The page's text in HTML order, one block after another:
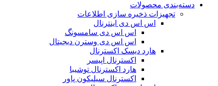
دسته‌بندی محصولات
تجهیزات ذخیره سازی اطلاعات
اس اس دی اینترنال
اس اس دی سامسونگ
اس اس دی وسترن دیجیتال
هارد دیسک اکسترنال
اکسترنال اپیسر
هارد اکسترنال توشیبا
اکسترنال سیلیکون پاور